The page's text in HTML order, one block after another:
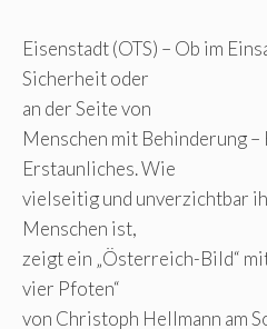
Eisenstadt (OTS) – Ob im
Sicherheit oder
an der Seite von
Menschen mit Behinderung
Erstaunliches. Wie
vielseitig und unverzichtbar
Menschen ist,
zeigt ein „Österreich-Bild“
vier Pfoten“
von Christoph Hellmann am